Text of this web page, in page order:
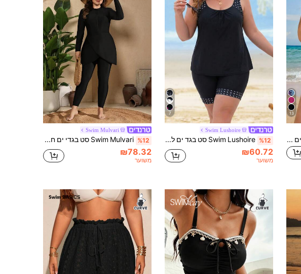
13
Swim Lushoire בגד ים שני חלקים לנשים במידות גדולות עם כתפיות ספגטי מודפסות ומכנסיים קצרים בגזרה גבוהה, לחופשה קז'ואל
7
Swim Lushoire
%12 Swim Lushoire סט בגד ים לנשים עם גופייה מעוצבת באבני חן וקיפולים למסעות חופשה ומכנס קצר צמוד
₪60.72
משוער
Swim Mulvari
%12 Swim Mulvari סט בגדי ים חתיכה אחת בסגנון צנוע עם שרוולים ארוכים ורוכסן קדמי לנשים במידות גדולות, 2 יחידות, כיסוי מלא
₪78.32
משוער